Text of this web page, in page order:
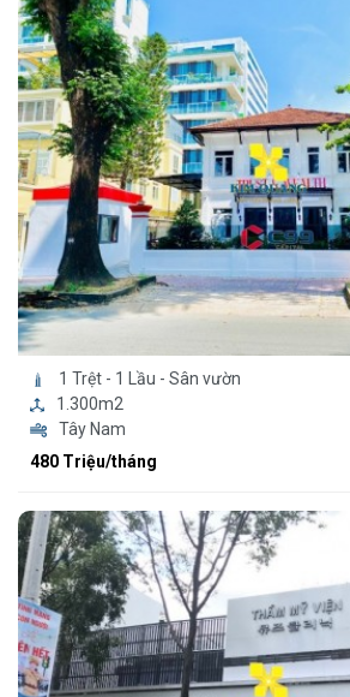
1 Trệt - 1 Lầu - Sân vườn
1.300m2
Tây Nam
480 Triệu/tháng